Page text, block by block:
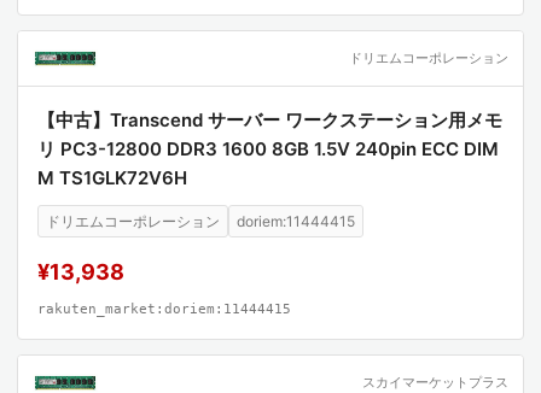
ドリエムコーポレーション
【中古】Transcend サーバー ワークステーション用メモ
リ PC3-12800 DDR3 1600 8GB 1.5V 240pin ECC DIM
M TS1GLK72V6H
ドリエムコーポレーション doriem:11444415
¥13,938
rakuten_market:doriem:11444415
スカイマーケットプラス